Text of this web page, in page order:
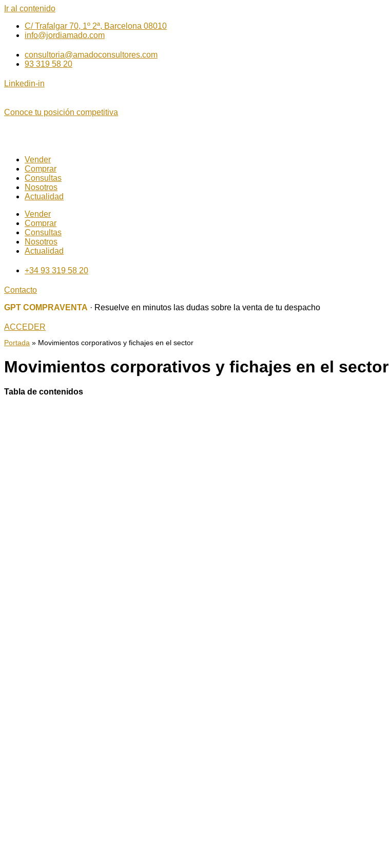
Ir al contenido
C/ Trafalgar 70, 1º 2ª, Barcelona 08010
info@jordiamado.com
consultoria@amadoconsultores.com
93 319 58 20
Linkedin-in
Conoce tu posición competitiva
Vender
Comprar
Consultas
Nosotros
Actualidad
Vender
Comprar
Consultas
Nosotros
Actualidad
+34 93 319 58 20
Contacto
GPT COMPRAVENTA · Resuelve en minutos las dudas sobre la venta de tu despacho
ACCEDER
Portada » Movimientos corporativos y fichajes en el sector
Movimientos corporativos y fichajes en el sector
Tabla de contenidos